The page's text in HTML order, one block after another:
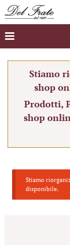
Stiamo
shop
Prodotti,
shop
Stiamo
disponibile.